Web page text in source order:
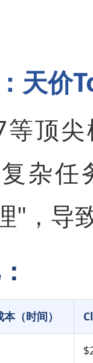
天价
顶
杂
"，导
（时间）